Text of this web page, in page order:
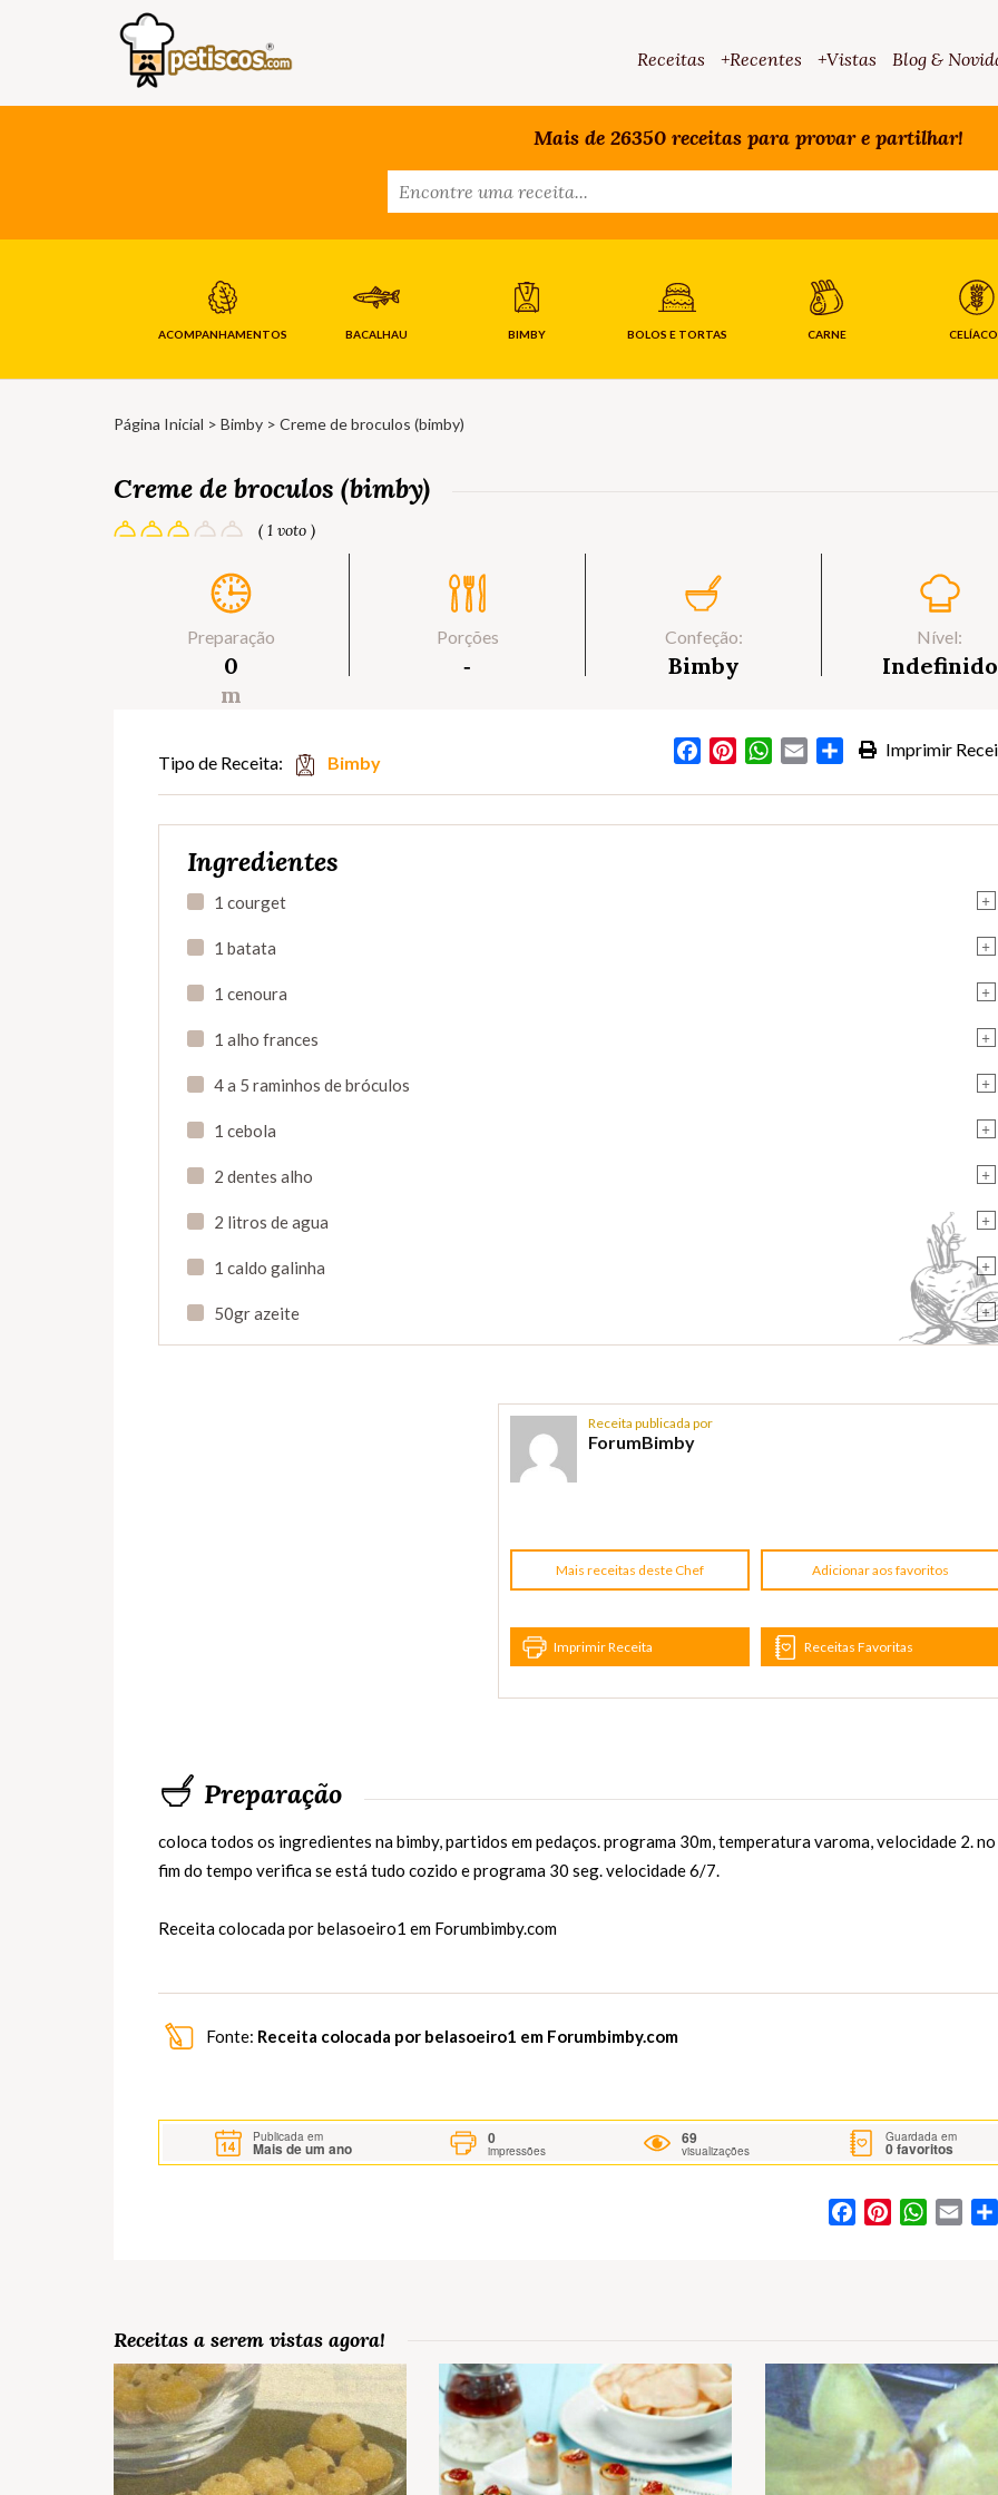
Receitas +Recentes +Vistas Blog &
Mais de 26350 receitas para provar e partilhar!
ACOMPANHAMENTOS BACALHAU BIMBY BOLOS E TORTAS CARNE
Página Inicial > Bimby > Creme de broculos (bimby)
Creme de broculos (bimby)
( 1 voto )
Preparação
0
m
Porções
‐
Confeção:
Bimby
Nível:
Indefinido
Imprimir
FacebookPinterestWhatsApp
Email Partilhar
Tipo de Receita: Bimby
Ingredientes
+
1 courget
+
1 batata
+
1 cenoura
+
1 alho frances
+
4 a 5 raminhos de bróculos
+
1 cebola
+
2 dentes alho
+
2 litros de agua
+
1 caldo galinha
+
50gr azeite
Receita publicada por
ForumBimby
Mais receitas deste Chef Adicionar aos favoritos
Imprimir Receita Receitas Favoritas
Preparação
coloca todos os ingredientes na bimby, partidos em pedaços. programa 30m, temperatura varoma, velocidade 2. no
fim do tempo verifica se está tudo cozido e programa 30 seg. velocidade 6/7.
Receita colocada por belasoeiro1 em Forumbimby.com
Fonte: Receita colocada por belasoeiro1 em Forumbimby.com
Publicada em
Mais de um ano
0
impressões
69
visualizações
Guardada em
0favoritos
FacebookPinterestWhatsApp
Email
Receitas a serem vistas agora!